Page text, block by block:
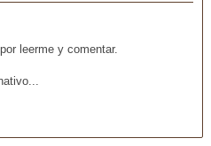
leerme y comentar.